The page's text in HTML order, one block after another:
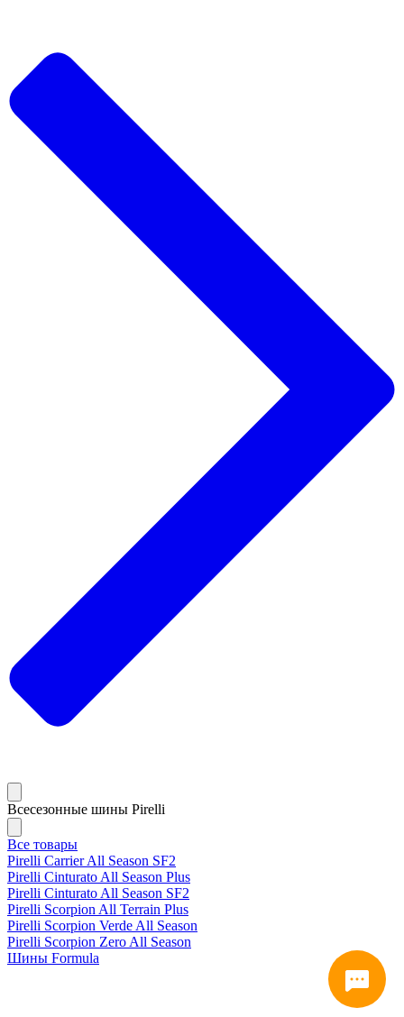
Всесезонные шины Pirelli
Все товары
Pirelli Carrier All Season SF2
Pirelli Cinturato All Season Plus
Pirelli Cinturato All Season SF2
Pirelli Scorpion All Terrain Plus
Pirelli Scorpion Verde All Season
Pirelli Scorpion Zero All Season
Шины Formula